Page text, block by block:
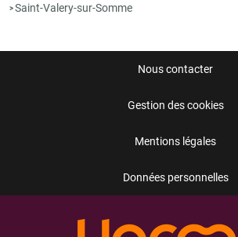
>Saint-Valery-sur-Somme
Nous contacter
Gestion des cookies
Mentions légales
Données personnelles